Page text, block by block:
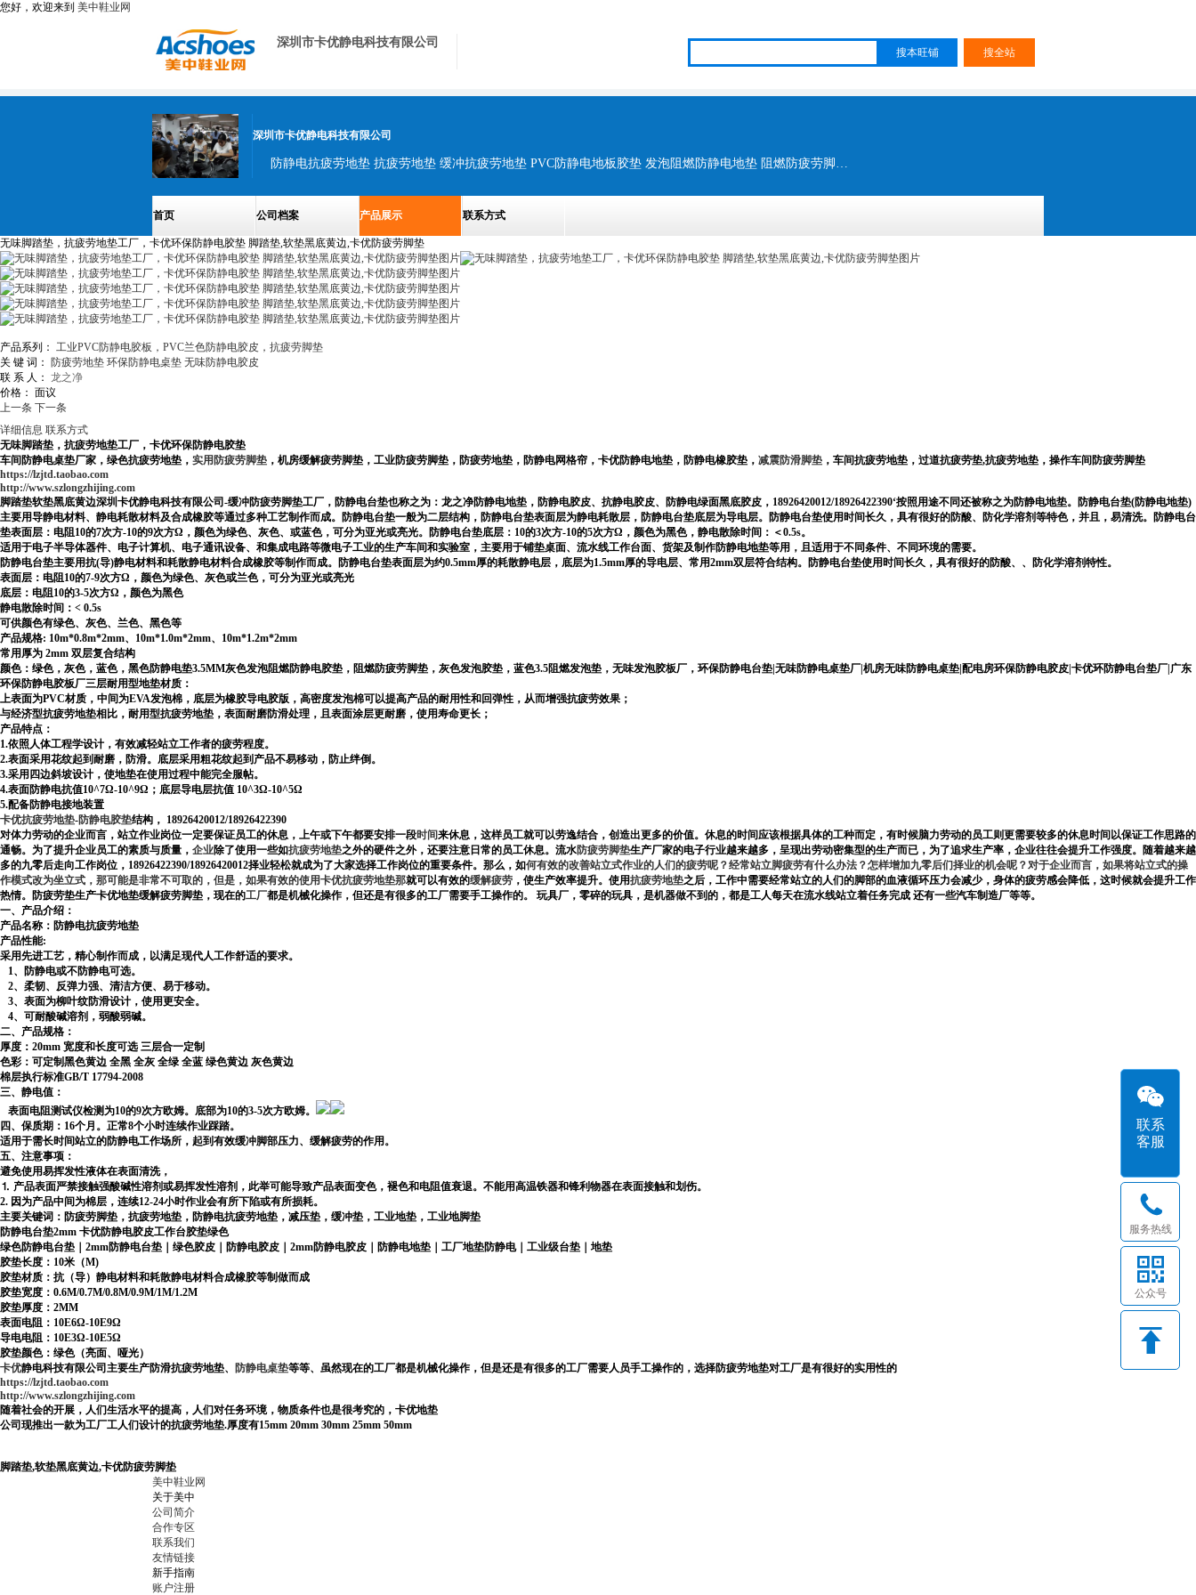
您好，欢迎来到 美中鞋业网
深圳市卡优静电科技有限公司
深圳市卡优静电科技有限公司
防静电抗疲劳地垫 抗疲劳地垫 缓冲抗疲劳地垫 PVC防静电地板胶垫 发泡阻燃防静电地垫 阻燃防疲劳脚垫 阻燃防静电胶垫 灰色发泡胶垫 蓝色3.5阻燃发泡垫 无味发泡胶板厂 环保防静电台垫 无味防静电桌垫厂
首页 公司档案 产品展示 联系方式
无味脚踏垫，抗疲劳地垫工厂，卡优环保防静电胶垫 脚踏垫,软垫黑底黄边,卡优防疲劳脚垫
产品系列： 工业PVC防静电胶板，PVC兰色防静电胶皮，抗疲劳脚垫
关 键 词：
防疲劳地垫 环保防静电桌垫 无味防静电胶皮
联 系 人： 龙之净
价格： 面议
上一条 下一条
详细信息 联系方式
无味脚踏垫，抗疲劳地垫工厂，卡优环保防静电胶垫
车间防静电桌垫厂家，绿色抗疲劳地垫， 实用 防疲劳脚垫 ，机房缓解疲劳脚垫，工业防疲劳脚垫，防疲劳地垫，防静电网格帘，卡优防静电地垫，防静电橡胶垫， 减震防滑脚垫 ，车间抗疲劳地垫，过道抗疲劳垫,抗疲劳地垫，操作车间防疲劳脚垫
https://lzjtd.taobao.com
http://www.szlongzhijing.com
脚踏垫软垫黑底黄边深圳卡优静电科技有限公司 -缓冲防疲劳脚垫工厂 ，防静电台垫也称之为：龙之净防静电地垫，防静电胶皮、抗静电胶皮、防静电绿面黑底胶皮， 18926420012/18926422390‘按照用途不同还被称之为防静电地垫。防静电台垫(防静电地垫)
主要用导静电材料、静电耗散材料及合成橡胶等通过多种工艺制作而成。防静电台垫一般为二层结构，防静电台垫表面层为静电耗散层，防静电台垫底层为导电层。防静电台垫使用时间长久，具有很好的防酸、防化学溶剂等特色，并且，易清洗。防静电台
垫表面层：电阻10的7次方-10的9次方Ω，颜色为绿色、灰色、或蓝色，可分为亚光或亮光。防静电台垫底层：10的3次方-10的5次方Ω，颜色为黑色，静电散除时间：＜0.5s。
适用于电子半导体器件、电子计算机、电子通讯设备、和集成电路等微电子工业的生产车间和实验室，主要用于铺垫桌面、流水线工作台面、货架及制作防静电地垫等用，且适用于不同条件、不同环境的需要。
防静电台垫主要用抗(导)静电材料和耗散静电材料合成橡胶等制作而成。防静电台垫表面层为约0.5mm厚的耗散静电层，底层为1.5mm厚的导电层、常用2mm双层符合结构。防静电台垫使用时间长久，具有很好的防酸、、防化学溶剂特性。
表面层：电阻10的7-9次方Ω，颜色为绿色、灰色或兰色，可分为亚光或亮光
底层：电阻10的3-5次方Ω，颜色为黑色
静电散除时间：< 0.5s
可供颜色有绿色、灰色、兰色、黑色等
产品规格: 10m*0.8m*2mm、10m*1.0m*2mm、10m*1.2m*2mm
常用厚为 2mm 双层复合结构
颜色：绿色，灰色，蓝色，黑色防静电垫3.5MM灰色发泡阻燃防静电胶垫，阻燃防疲劳脚垫，灰色发泡胶垫，蓝色3.5阻燃发泡垫，无味发泡胶板厂，环保防静电台垫|无味防静电桌垫厂|机房无味防静电桌垫|配电房环保防静电胶皮|卡优环防静电台垫厂|广东
环保防静电胶板厂三层耐用型地垫材质：
上表面为PVC材质，中间为EVA发泡棉，底层为橡胶导电胶版，高密度发泡棉可以提高产品的耐用性和回弹性，从而增强抗疲劳效果；
与经济型抗疲劳地垫相比，耐用型抗疲劳地垫，表面耐磨防滑处理，且表面涂层更耐磨，使用寿命更长；
产品特点：
1.依照人体工程学设计，有效减轻站立工作者的疲劳程度。
2.表面采用花纹起到耐磨，防滑。底层采用粗花纹起到产品不易移动，防止绊倒。
3.采用四边斜坡设计，使地垫在使用过程中能完全服帖。
4.表面防静电抗值10^7Ω-10^9Ω；底层导电层抗值 10^3Ω-10^5Ω
5.配备防静电接地装置
卡优抗疲劳地垫-防静电胶垫结构， 18926420012/18926422390
对体力劳动的企业而言，站立作业岗位一定要保证员工的休息，上午或下午都要安排一段时间来休息，这样员工就可以劳逸结合，创造出更多的价值。休息的时间应该根据具体的工种而定，有时候脑力劳动的员工则更需要较多的休息时间以保证工作思路的
通畅。 为了提升企业员工的素质与质量， 企业除了使用一些如抗疲劳地垫之外的硬件之外，还要注意日常的员工休息。 流水防疲劳脚垫生产厂家的电子行业越来越多，呈现出劳动密集型的生产而已，为了追求生产率，企业往往会提升工作强度。随着越来越
多的九零后走向工作岗位， 18926422390/18926420012择业轻松就成为了大家选择工作岗位的重要条件。那么，如何有效的改善站立式作业的人们的疲劳呢？经常站立脚疲劳有什么办法？怎样增加九零后们择业的机会呢？对于企业而言，如果将站立式的操
作模式改为坐立式，那可能是非常不可取的，但是，如果有效的使用卡优抗疲劳地垫那就可以有效的缓解疲劳 ，使生产效率提升。使用抗疲劳地垫之后，工作中需要经常站立的人们的脚部的血液循环压力会减少，身体的疲劳感会降低，这时候就会提升工作
热情。
防疲劳垫生产卡优地垫缓解疲劳脚垫，现在的工厂都是机械化操作，但还是有很多的工厂需要手工操作的。 玩具厂，零碎的玩具，是机器做不到的，都是工人每天在流水线站立着任务完成 还有一些汽车制造厂等等。
一、产品介绍：
产品名称：防静电抗疲劳地垫
产品性能:
采用先进工艺，精心制作而成，以满足现代人工作舒适的要求。
1、防静电或不防静电可选。
2、柔韧、反弹力强、清洁方便、易于移动。
3、表面为柳叶纹防滑设计，使用更安全。
4、可耐酸碱溶剂，弱酸弱碱。
二、产品规格：
厚度： 20mm 宽度和长度可选 三层合一定制
色彩：可定制黑色黄边 全黑 全灰 全绿 全蓝 绿色黄边 灰色黄边
棉层执行标准GB/T 17794-2008
三、静电值：
表面电阻测试仪检测为10的9次方欧姆。底部为10的3-5次方欧姆。
四、保质期： 16个月。正常8个小时连续作业踩踏。
适用于需长时间站立的防静电工作场所，起到有效缓冲脚部压力、缓解疲劳的作用。
五、注意事项：
避免使用易挥发性液体在表面清洗，
⒈ 产品表面严禁接触强酸碱性溶剂或易挥发性溶剂，此举可能导致产品表面变色，褪色和电阻值衰退。不能用高温铁器和锋利物器在表面接触和划伤。
2. 因为产品中间为棉层，连续12-24小时作业会有所下陷或有所损耗。
主要关键词：防疲劳脚垫，抗疲劳地垫，防静电抗疲劳地垫，减压垫，缓冲垫，工业地垫，工业地脚垫
防静电台垫2mm 卡优防静电胶皮工作台胶垫绿色
绿色防静电台垫｜ 2mm防静电台垫｜绿色胶皮｜防静电胶皮｜ 2mm防静电胶皮｜防静电地垫｜工厂地垫防静电｜工业级台垫｜地垫
胶垫长度： 10米（M)
胶垫材质：抗（导）静电材料和耗散静电材料合成橡胶等制做而成
胶垫宽度： 0.6M/0.7M/0.8M/0.9M/1M/1.2M
胶垫厚度： 2MM
表面电阻： 10E6Ω-10E9Ω
导电电阻： 10E3Ω-10E5Ω
胶垫颜色：绿色（亮面、哑光）
卡优静电科技有限公司主要生产防滑抗疲劳地垫、 防静电桌垫等等、虽然现在的工厂都是机械化操作，但是还是有很多的工厂需要人员手工操作的，选择防疲劳地垫对工厂是有很好的实用性的
https://lzjtd.taobao.com
http://www.szlongzhijing.com
随着社会的开展，人们生活水平的提高，人们对任务环境，物质条件也是很考究的，卡优地垫
公司现推出一款为工厂工人们设计的抗疲劳地垫.厚度有15mm 20mm 30mm 25mm 50mm
脚踏垫,软垫黑底黄边,卡优防疲劳脚垫
美中鞋业网
关于美中
公司简介
合作专区
联系我们
友情链接
新手指南
账户注册
联系
客服
服务热线
公众号